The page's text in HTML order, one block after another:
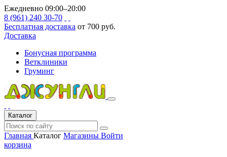
Ежедневно 09:00–20:00
8 (961) 240 30-70
Бесплатная доставка от 700 руб.
Доставка
Бонусная программа
Ветклиники
Груминг
Каталог
Главная Каталог Магазины Войти
корзина